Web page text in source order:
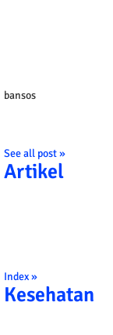
bansos
See all post »
Artikel
Index »
Kesehatan